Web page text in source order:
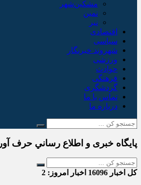
مشکین‌شهر
نمین
نیر
اقتصادی
سیاسی
شهروند خبرنگار
ورزشی
حوادث
فرهنگی
گردشگری
تماس با ما
درباره ما
پایگاه خبری و اطلاع رساني حرف آور
کل اخبار اخبار امروز: 2